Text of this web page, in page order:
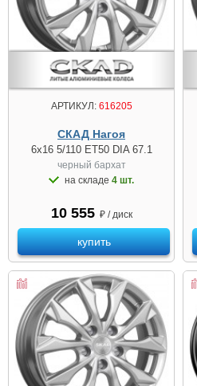
АРТИКУЛ:616205
СКАД Нагоя
6x16 5/110 ET50 DIA 67.1
черный бархат
на складе 4 шт.
10 555 ₽ / диск
купить